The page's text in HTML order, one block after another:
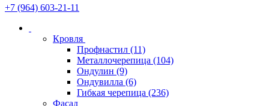
+7 (964) 603-21-11
Кровля
Профнастил (11)
Металлочерепица (104)
Ондулин (9)
Ондувилла (6)
Гибкая черепица (236)
Фасад